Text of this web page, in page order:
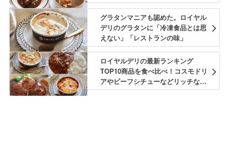
グラタンマニアも認めた。ロイヤル
デリのグラタンに「冷凍食品とは思
えない」「レストランの味」
ロイヤルデリの最新ランキング
TOP10商品を食べ比べ！コスモドリ
アやビーフシチューなどリッチな洋
食が勢ぞろい